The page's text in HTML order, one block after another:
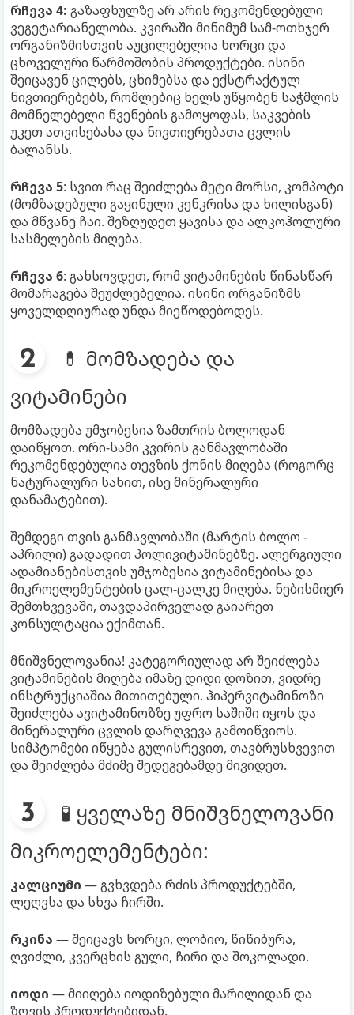
რჩევა 4: გაზაფხულზე არ არის რეკომენდებული
ვეგეტარიანელობა. კვირაში მინიმუმ სამ-ოთხჯერ
ორგანიზმისთვის აუცილებელია ხორცი და
ცხოველური წარმოშობის პროდუქტები. ისინი
შეიცავენ ცილებს, ცხიმებსა და ექსტრაქტულ
ნივთიერებებს, რომლებიც ხელს უწყობენ საჭმლის
მომნელებელი წვენების გამოყოფას, საკვების
უკეთ ათვისებასა და ნივთიერებათა ცვლის
ბალანსს.
რჩევა 5: სვით რაც შეიძლება მეტი მორსი, კომპოტი
(მომზადებული გაყინული კენკრისა და ხილისგან)
და მწვანე ჩაი. შეზღუდეთ ყავისა და ალკოჰოლური
სასმელების მიღება.
რჩევა 6: გახსოვდეთ, რომ ვიტამინების წინასწარ
მომარაგება შეუძლებელია. ისინი ორგანიზმს
ყოველდღიურად უნდა მიეწოდებოდეს.
💊 მომზადება და
ვიტამინები
მომზადება უმჯობესია ზამთრის ბოლოდან
დაიწყოთ. ორი-სამი კვირის განმავლობაში
რეკომენდებულია თევზის ქონის მიღება (როგორც
ნატურალური სახით, ისე მინერალური
დანამატებით).
შემდეგი თვის განმავლობაში (მარტის ბოლო -
აპრილი) გადადით პოლივიტამინებზე. ალერგიული
ადამიანებისთვის უმჯობესია ვიტამინებისა და
მიკროელემენტების ცალ-ცალკე მიღება. ნებისმიერ
შემთხვევაში, თავდაპირველად გაიარეთ
კონსულტაცია ექიმთან.
მნიშვნელოვანია! კატეგორიულად არ შეიძლება
ვიტამინების მიღება იმაზე დიდი დოზით, ვიდრე
ინსტრუქციაშია მითითებული. ჰიპერვიტამინოზი
შეიძლება ავიტამინოზზე უფრო საშიში იყოს და
მინერალური ცვლის დარღვევა გამოიწვიოს.
სიმპტომები იწყება გულისრევით, თავბრუსხვევით
და შეიძლება მძიმე შედეგებამდე მივიდეთ.
🧪 ყველაზე მნიშვნელოვანი
მიკროელემენტები:
კალციუმი — გვხვდება რძის პროდუქტებში,
ლეღვსა და სხვა ჩირში.
რკინა — შეიცავს ხორცი, ლობიო, წიწიბურა,
ღვიძლი, კვერცხის გული, ჩირი და შოკოლადი.
იოდი — მიიღება იოდიზებული მარილიდან და
ზღვის პროდუქტებიდან.